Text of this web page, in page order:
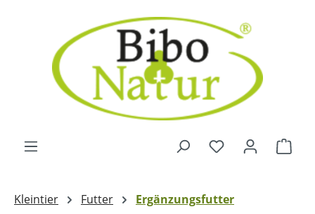
Zum Hauptinhalt springen
Kleintier Futter Ergänzungsfutter